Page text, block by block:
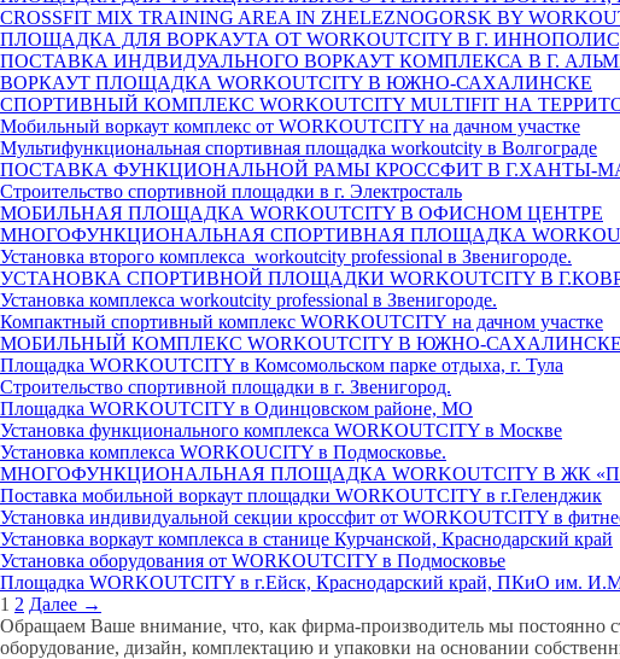
CROSSFIT MIX TRAINING AREA IN ZHELEZNOGORSK BY
ПЛОЩАДКА ДЛЯ ВОРКАУТА ОТ WORKOUTCITY В Г. ИННОПОЛИС,
ПОСТАВКА ИНДВИДУАЛЬНОГО ВОРКАУТ КОМПЛЕКСА В Г.
ВОРКАУТ ПЛОЩАДКА WORKOUTCITY В ЮЖНО-САХАЛИНСКЕ
СПОРТИВНЫЙ КОМПЛЕКС WORKOUTCITY MULTIFIT НА
Мобильный воркаут комплекс от WORKOUTCITY на дачном участке
Мультифункциональная спортивная площадка workoutcity в Волгограде
ПОСТАВКА ФУНКЦИОНАЛЬНОЙ РАМЫ КРОССФИТ В Г.ХАНТЫ-
Строительство спортивной площадки в г. Электросталь
МОБИЛЬНАЯ ПЛОЩАДКА WORKOUTCITY В ОФИСНОМ ЦЕНТРЕ
МНОГОФУНКЦИОНАЛЬНАЯ СПОРТИВНАЯ ПЛОЩАДКА
Установка второго комплекса workoutcity professional в Звенигороде.
УСТАНОВКА СПОРТИВНОЙ ПЛОЩАДКИ WORKOUTCITY В
Установка комплекса workoutcity professional в Звенигороде.
Компактный спортивный комплекс WORKOUTCITY на дачном участке
МОБИЛЬНЫЙ КОМПЛЕКС WORKOUTCITY В ЮЖНО-САХАЛИНСКЕ
Площадка WORKOUTCITY в Комсомольском парке отдыха, г. Тула
Строительство спортивной площадки в г. Звенигород.
Площадка WORKOUTCITY в Одинцовском районе, МО
Установка функционального комплекса WORKOUTCITY в Москве
Установка комплекса WORKOUCITY в Подмосковье.
МНОГОФУНКЦИОНАЛЬНАЯ ПЛОЩАДКА WORKOUTCITY В ЖК
Поставка мобильной воркаут площадки WORKOUTCITY в г.Геленджик
Установка индивидуальной секции кроссфит от WORKOUTCITY в
Установка воркаут комплекса в станице Курчанской, Краснодарский край
Установка оборудования от WORKOUTCITY в Подмосковье
Площадка WORKOUTCITY в г.Ейск, Краснодарский край, ПКиО им.
1 2 Далее →
Обращаем Ваше внимание, что, как фирма-производитель мы постоянно
оборудование, дизайн, комплектацию и упаковки на основании